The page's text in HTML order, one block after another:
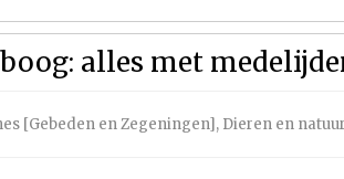
alles met
[Gebeden en Zegeningen], Dieren en natuur